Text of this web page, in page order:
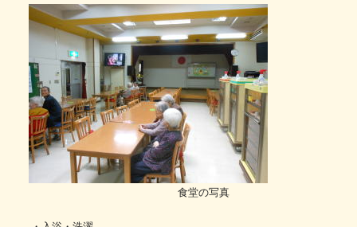
食堂の写真